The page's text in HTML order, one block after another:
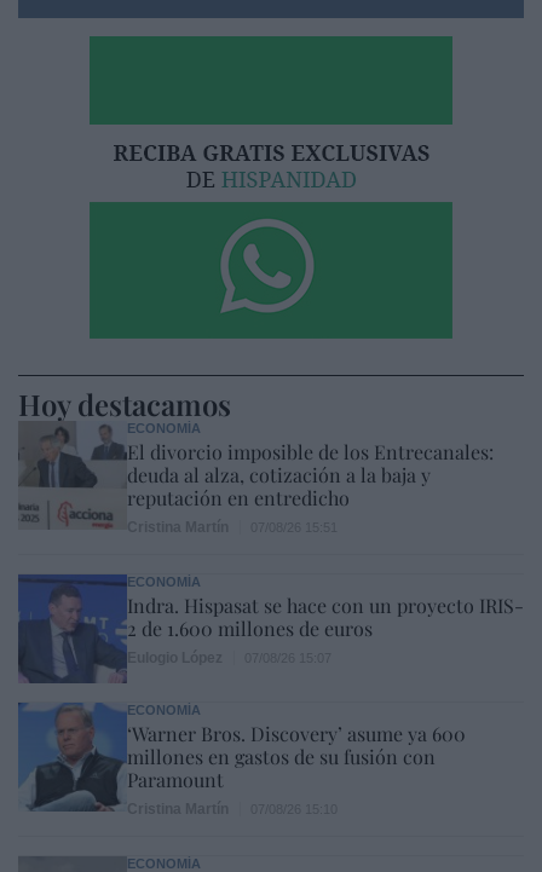
Hoy destacamos
ECONOMÍA
El divorcio imposible de los Entrecanales:
deuda al alza, cotización a la baja y
reputación en entredicho
ECONOMÍA
Indra. Hispasat se hace con un proyecto IRIS-
2 de 1.600 millones de euros
ECONOMÍA
‘Warner Bros. Discovery’ asume ya 600
millones en gastos de su fusión con
Paramount
ECONOMÍA